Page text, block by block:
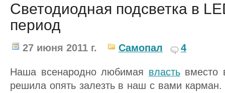
Светодиодная подсветка в
период
27 июня 2011 г. Самопал 4
Наша всенародно любимая властьвместо
решила опять залезть в наш с вами